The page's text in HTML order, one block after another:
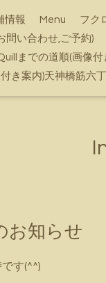
情報 Menu フク
問い合わせ,ご予約)
までの道順(画像
き案内)天神橋筋六
お知らせ
す(^^)